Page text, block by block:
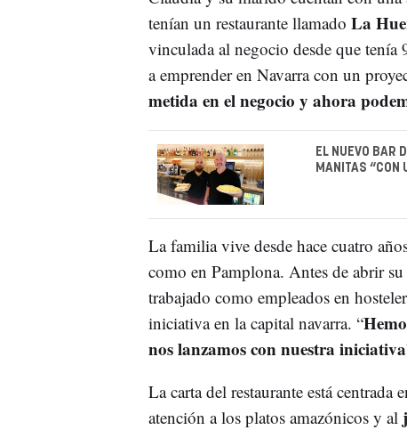
tenían un restaurante llamado La
vinculada al negocio desde que tenía
a emprender en Navarra con un
metida en el negocio y ahora
EL NUEVO BAR
MANITAS “CON
La familia vive desde hace cuatro
como en Pamplona. Antes de abrir
trabajado como empleados en
iniciativa en la capital navarra. “
nos lanzamos con nuestra iniciativa
La carta del restaurante está centrada
atención a los platos amazónicos y al